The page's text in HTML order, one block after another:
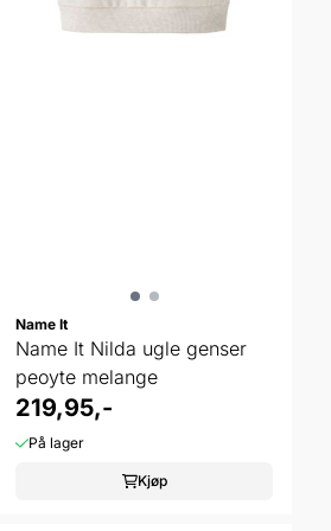
Name It
Name It Nilda ugle genser
peoyte melange
219,95,-
På lager
Kjøp